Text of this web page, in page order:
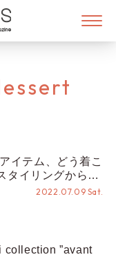
イテム、どう着こ
タイリングから、
ご紹介！2022.07.09 Sat.
collection ”avant